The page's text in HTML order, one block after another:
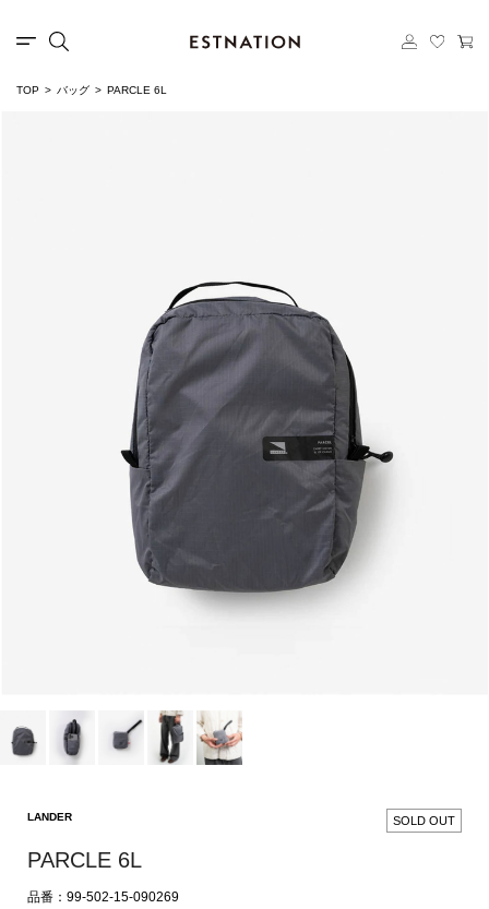
TOP バッグ PARCLE 6L
LANDER SOLD OUT
PARCLE 6L
品番：99-502-15-090269